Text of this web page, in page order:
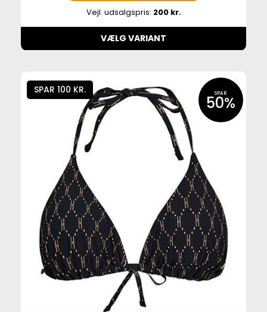
Vejl. udsalgspris: 200 kr.
VÆLG VARIANT
SPAR 100 KR. SPAR
50%